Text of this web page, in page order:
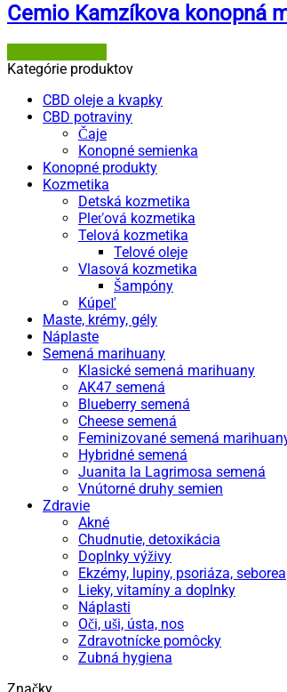
Cemio Kamzíkova konopná
Kategórie produktov
CBD oleje a kvapky
CBD potraviny
Čaje
Konopné semienka
Konopné produkty
Kozmetika
Detská kozmetika
Pleťová kozmetika
Telová kozmetika
Telové oleje
Vlasová kozmetika
Šampóny
Kúpeľ
Maste, krémy, gély
Náplaste
Semená marihuany
Klasické semená marihuany
AK47 semená
Blueberry semená
Cheese semená
Feminizované semená
Hybridné semená
Juanita la Lagrimosa semená
Vnútorné druhy semien
Zdravie
Akné
Chudnutie, detoxikácia
Doplnky výživy
Ekzémy, lupiny, psoriáza, seborea
Lieky, vitamíny a doplnky
Náplasti
Oči, uši, ústa, nos
Zdravotnícke pomôcky
Zubná hygiena